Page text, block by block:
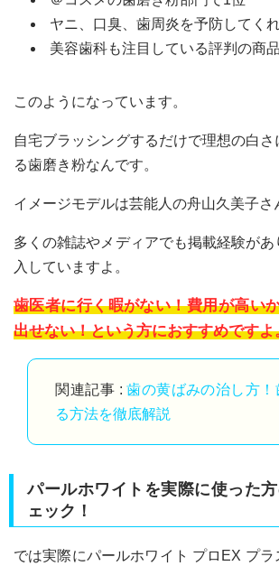
ヤニ、口臭、歯周炎を予防してく
美容歯科も注目している評判の商品
このようになっています。
自宅ブラッシングするだけで理想の白さ
る歯磨き粉なんです。
イメージモデルは芸能人の舟山久美子
多くの雑誌やメディアでも掲載経験が
入していますよ。
歯医者に行く暇がない！費用が高い
出せない！という方におすすめですよ
関連記事 :歯の黄ばみの治し方！
る方法を徹底解説
パールホワイトを実際に使った
ェック！
では実際にパールホワイト プロEX プ